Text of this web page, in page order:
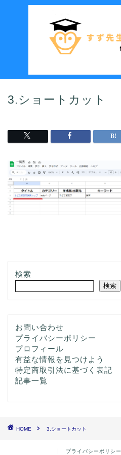
3.ショートカット
検索
検索
お問い合わせ
プライバシーポリシー
プロフィール
有益な情報を見つけよう
特定商取引法に基づく表記
記事一覧
HOME 3.ショートカット
プライバシーポリシー